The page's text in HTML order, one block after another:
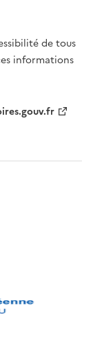
de tous
informations